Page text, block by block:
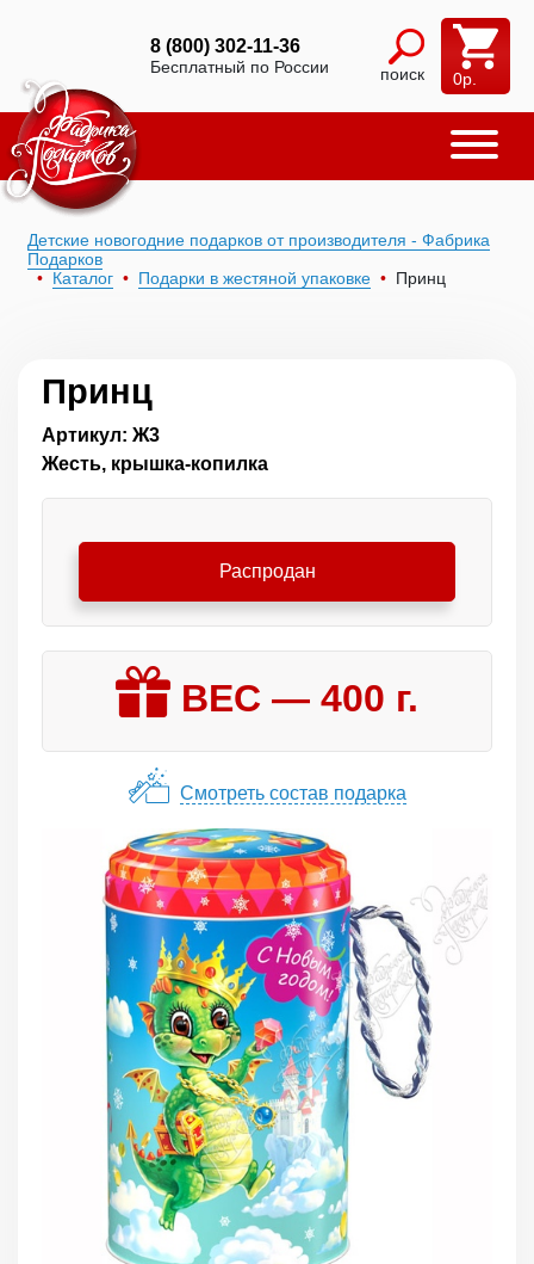
8 (800) 302-11-36
Бесплатный по России поиск 0р.
Детские новогодние подарков от производителя - Фабрика
Подарков
Каталог
Подарки в жестяной упаковке Принц
Принц
Артикул: Ж3
Жесть, крышка-копилка
Распродан
ВЕС — 400 г.
Смотреть состав подарка